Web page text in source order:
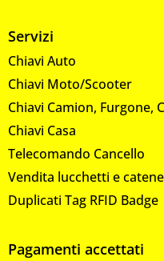
Servizi
Chiavi Auto
Chiavi Moto/Scooter
Chiavi Camion, Furgone,
Chiavi Casa
Telecomando Cancello
Vendita lucchetti e catene
Duplicati Tag RFID Badge
Pagamenti accettati